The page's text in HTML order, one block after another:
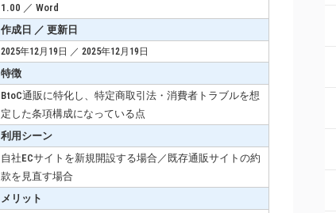
1.00 ／ Word
作成日 ／ 更新日
2025年12月19日 ／ 2025年12月19日
特徴
BtoC通販に特化し、特定商取引法・消費者トラブルを想
定した条項構成になっている点
利用シーン
自社ECサイトを新規開設する場合／既存通販サイトの約
款を見直す場合
メリット